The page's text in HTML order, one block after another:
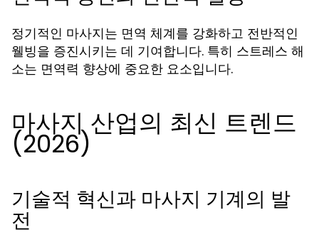
정기적인 마사지는 면역 체계를 강화하고 전반적인
웰빙을 증진시키는 데 기여합니다. 특히 스트레스 해
소는 면역력 향상에 중요한 요소입니다.
마사지 산업의 최신 트렌드
(2026)
기술적 혁신과 마사지 기계의 발
전